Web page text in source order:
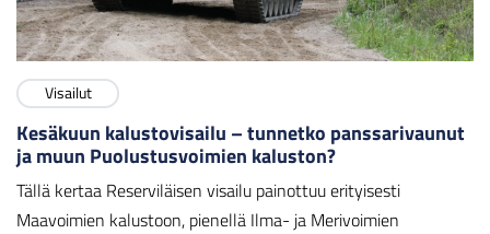
Visailut
Kesäkuun kalustovisailu – tunnetko panssarivaunut
ja muun Puolustusvoimien kaluston?
Tällä kertaa Reserviläisen visailu painottuu erityisesti
Maavoimien kalustoon, pienellä Ilma- ja Merivoimien